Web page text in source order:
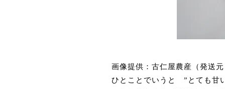
画像提供：古仁屋農産（発送
ひとことでいうと ”とても甘